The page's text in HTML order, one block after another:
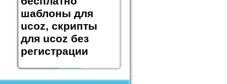
шаблоны для
ucoz, скрипты
для ucoz без
регистрации